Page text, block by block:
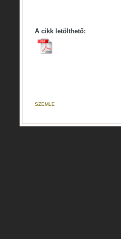
A cikk letölthető:
SZEMLE